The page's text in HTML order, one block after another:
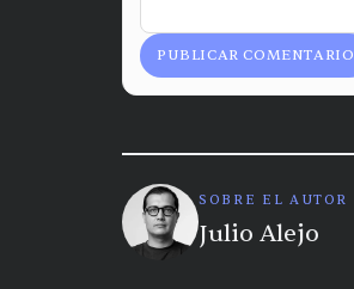
PUBLICAR COMENTARIO
SOBRE EL AUTOR
Julio Alejo